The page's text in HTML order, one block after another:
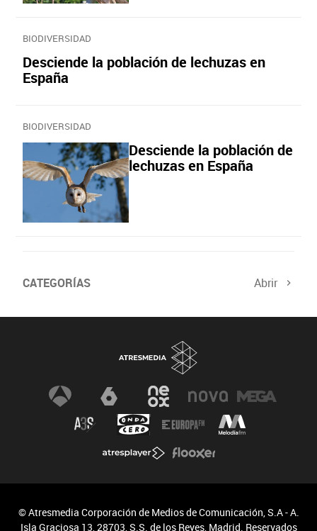
BIODIVERSIDAD
Desciende la población de lechuzas en
España
BIODIVERSIDAD
Desciende la población de
lechuzas en España
CATEGORÍAS Abrir
© Atresmedia Corporación de Medios de Comunicación, S.A - A.
Isla Graciosa 13, 28703, S.S. de los Reyes, Madrid. Reservados